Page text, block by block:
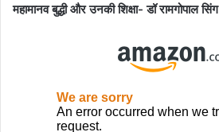
महामानव बुद्धी और उनकी शिक्षा- डॉ रामगोपाल सिंग